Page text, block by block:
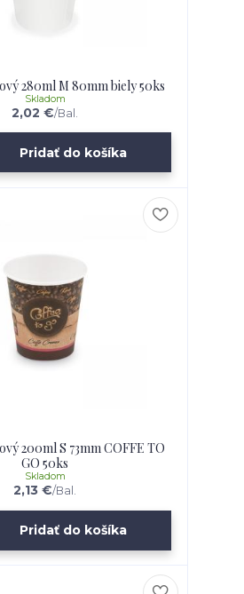
280ml M 80mm biely 50ks
2,02 €/Bal.
Skladom
Pridať do košíka
200ml S 73mm COFFE TO
GO 50ks
2,13 €/Bal.
Skladom
Pridať do košíka